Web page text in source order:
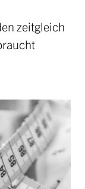
zeitgleich